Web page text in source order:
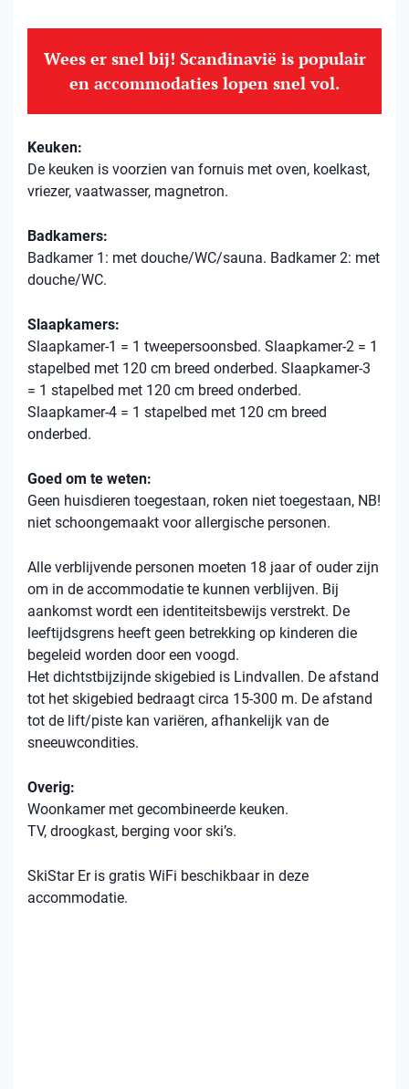
Wees er snel bij! Scandinavië is populair
en accommodaties lopen snel vol.
Keuken:
De keuken is voorzien van fornuis met oven, koelkast,
vriezer, vaatwasser, magnetron.
Badkamers:
Badkamer 1: met douche/WC/sauna. Badkamer 2: met
douche/WC.
Slaapkamers:
Slaapkamer-1 = 1 tweepersoonsbed. Slaapkamer-2 = 1
stapelbed met 120 cm breed onderbed. Slaapkamer-3
= 1 stapelbed met 120 cm breed onderbed.
Slaapkamer-4 = 1 stapelbed met 120 cm breed
onderbed.
Goed om te weten:
Geen huisdieren toegestaan, roken niet toegestaan, NB!
niet schoongemaakt voor allergische personen.
Alle verblijvende personen moeten 18 jaar of ouder zijn
om in de accommodatie te kunnen verblijven. Bij
aankomst wordt een identiteitsbewijs verstrekt. De
leeftijdsgrens heeft geen betrekking op kinderen die
begeleid worden door een voogd.
Het dichtstbijzijnde skigebied is Lindvallen. De afstand
tot het skigebied bedraagt ​​circa 15-300 m. De afstand
tot de lift/piste kan variëren, afhankelijk van de
sneeuwcondities.
Overig:
Woonkamer met gecombineerde keuken.
TV, droogkast, berging voor ski’s.
SkiStar Er is gratis WiFi beschikbaar in deze
accommodatie.